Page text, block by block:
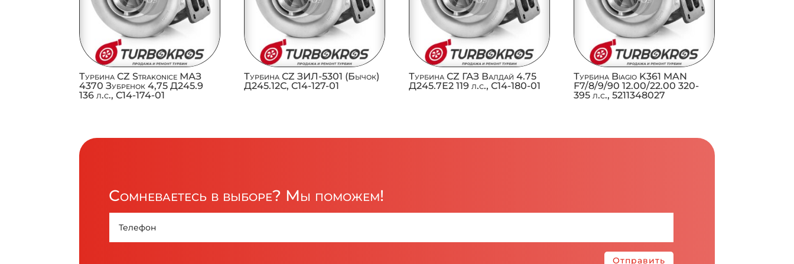
Турбина CZ Strakonice МАЗ
4370 Зубренок 4,75 Д245.9
136 л.с., C14-174-01
Турбина CZ ЗИЛ-5301 (Бычок)
Д245.12С, C14-127-01
Турбина CZ ГАЗ Валдай 4.75
Д245.7Е2 119 л.с., C14-180-01
Турбина Biagio K361 MAN
F7/8/9/90 12.00/22.00 320-
395 л.с., 5211348027
Сомневаетесь в выборе? Мы поможем!
Отправить